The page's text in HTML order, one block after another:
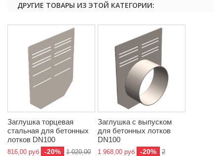
ДРУГИЕ ТОВАРЫ ИЗ ЭТОЙ КАТЕГОРИИ:
Заглушка торцевая
стальная для бетонных
лотков DN100
816,00 руб -20%
1 020,00
Заглушка с выпуском
для бетонных лотков
DN100
1 968,00 руб -20%
2